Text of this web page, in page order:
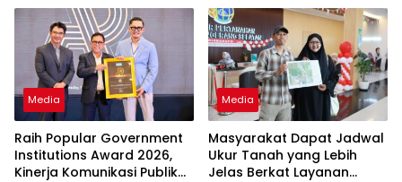
Pungli
Kabanjahe
Media
Raih Popular Government
Institutions Award 2026,
Kinerja Komunikasi Publik
Media
Masyarakat Dapat Jadwal
Ukur Tanah yang Lebih
Jelas Berkat Layanan